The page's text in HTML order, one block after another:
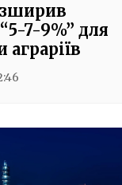
7-9%” для